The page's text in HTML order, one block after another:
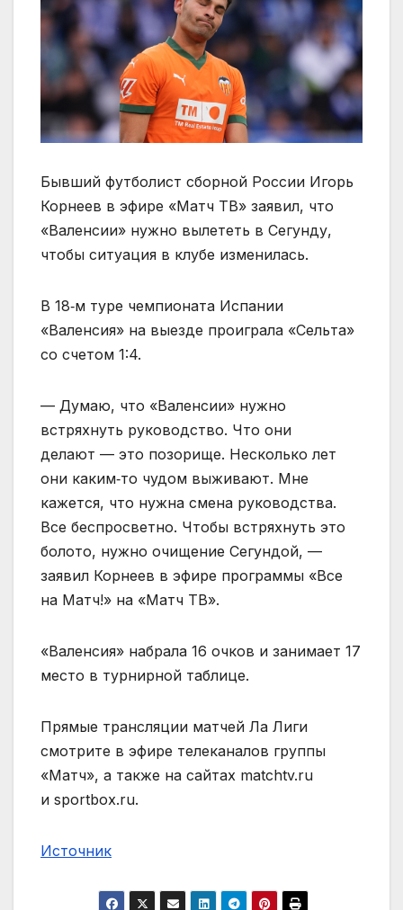
Бывший футболист сборной России Игорь
Корнеев в эфире «Матч ТВ» заявил, что
«Валенсии» нужно вылететь в Сегунду,
чтобы ситуация в клубе изменилась.
В 18‑м туре чемпионата Испании
«Валенсия» на выезде проиграла «Сельта»
со счетом 1:4.
— Думаю, что «Валенсии» нужно
встряхнуть руководство. Что они
делают — это позорище. Несколько лет
они каким‑то чудом выживают. Мне
кажется, что нужна смена руководства.
Все беспросветно. Чтобы встряхнуть это
болото, нужно очищение Сегундой, —
заявил Корнеев в эфире программы «Все
на Матч!» на «Матч ТВ».
«Валенсия» набрала 16 очков и занимает 17
место в турнирной таблице.
Прямые трансляции матчей Ла Лиги
смотрите в эфире телеканалов группы
«Матч», а также на сайтах matchtv.ru
и sportbox.ru.
Источник